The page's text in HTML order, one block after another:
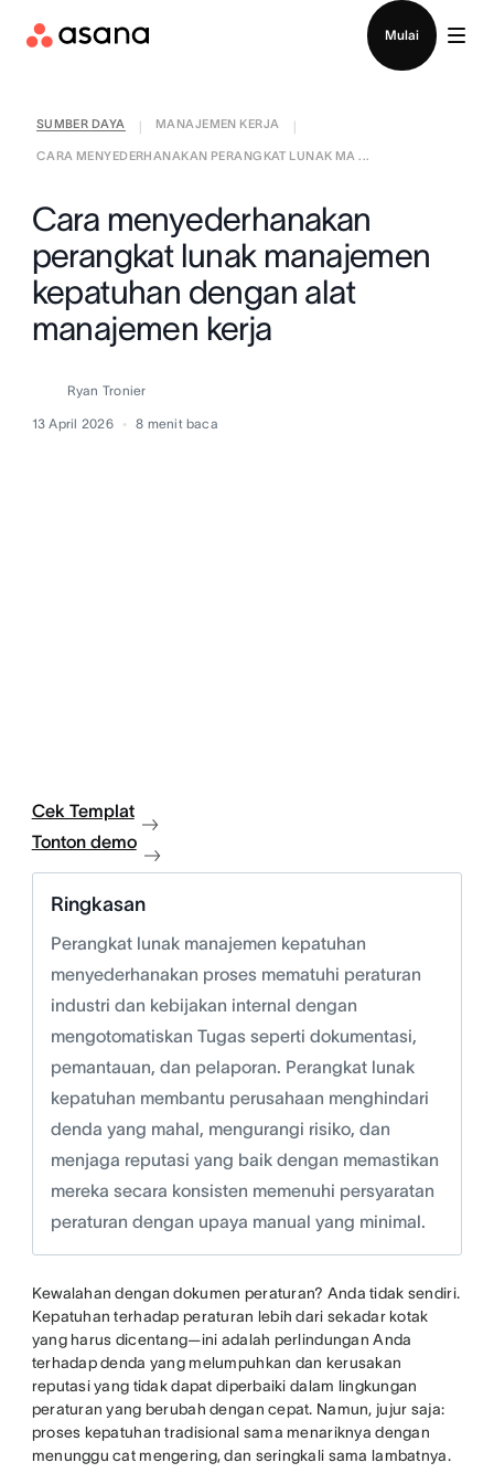
Mulai
SUMBER DAYA MANAJEMEN KERJA
CARA MENYEDERHANAKAN PERANGKAT LUNAK MA ...
Cara menyederhanakan
perangkat lunak manajemen
kepatuhan dengan alat
manajemen kerja
Ryan Tronier
13 April 2026 8 menit baca
Cek Templat
Tonton demo
Ringkasan
Perangkat lunak manajemen kepatuhan
menyederhanakan proses mematuhi peraturan
industri dan kebijakan internal dengan
mengotomatiskan Tugas seperti dokumentasi,
pemantauan, dan pelaporan. Perangkat lunak
kepatuhan membantu perusahaan menghindari
denda yang mahal, mengurangi risiko, dan
menjaga reputasi yang baik dengan memastikan
mereka secara konsisten memenuhi persyaratan
peraturan dengan upaya manual yang minimal.
Kewalahan dengan dokumen peraturan? Anda tidak sendiri.
Kepatuhan terhadap peraturan lebih dari sekadar kotak
yang harus dicentang—ini adalah perlindungan Anda
terhadap denda yang melumpuhkan dan kerusakan
reputasi yang tidak dapat diperbaiki dalam lingkungan
peraturan yang berubah dengan cepat. Namun, jujur saja:
proses kepatuhan tradisional sama menariknya dengan
menunggu cat mengering, dan seringkali sama lambatnya.